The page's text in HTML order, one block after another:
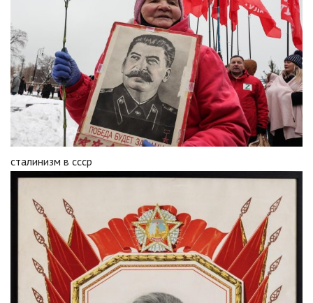
сталинизм в ссср